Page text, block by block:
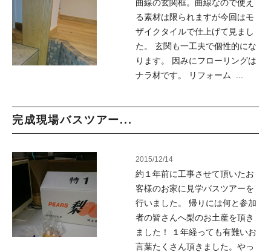
曲線の玄関框。曲線なので使え
る素材は限られますが今回はモ
ザイクタイルで仕上げて見まし
た。 玄関も一工夫で個性的にな
ります。 因みにフローリングは
ナラ材です。 リフォーム ...
完成現場バスツアー...
2015/12/14
約１年前に工事させて頂いたお
客様のお家に見学バスツアーを
行いました。 帰りには何と参加
者の皆さんへ梨のお土産を頂き
ました！ １年経っても有難いお
言葉たくさん頂きました。やっ